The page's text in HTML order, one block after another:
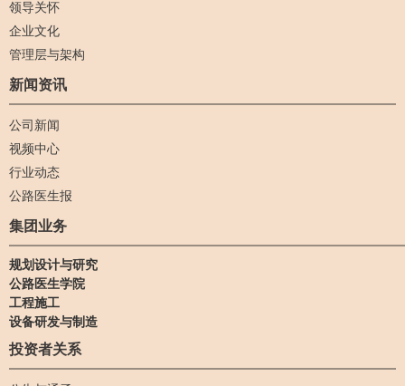
领导关怀
企业文化
管理层与架构
新闻资讯
公司新闻
视频中心
行业动态
公路医生报
集团业务
规划设计与研究
公路医生学院
工程施工
设备研发与制造
投资者关系